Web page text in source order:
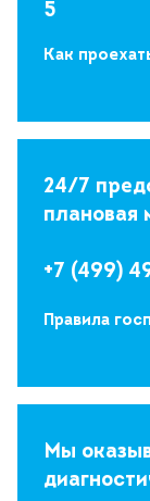
5
Как
24/7
плановая
+7 (499)
Правила
Мы